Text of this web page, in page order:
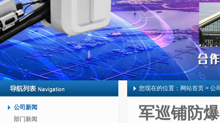
公司新闻
部门新闻
您现在的位置： 网站首页 > 公
军巡铺防